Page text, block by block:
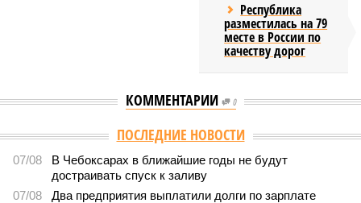
Республика
разместилась на 79
месте в России по
качеству дорог
КОММЕНТАРИИ 0
Версия //Власть //Роспотребнадзор после проверки отстранил от
работы 20 сотрудников детских лагерей
Здоровый отдых